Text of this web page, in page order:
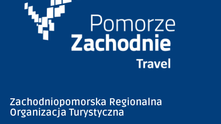
Zachodniopomorska Regionalna
Organizacja Turystyczna